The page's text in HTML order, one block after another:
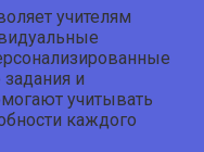
учителям
и
учитывать
каждого